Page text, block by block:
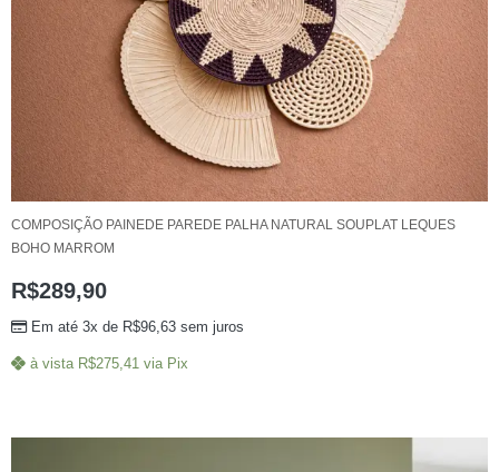
COMPOSIÇÃO PAINEDE PAREDE PALHA NATURAL SOUPLAT LEQUES
BOHO MARROM
R$289,90
Em até 3x de R$96,63 sem juros
à vista R$275,41 via Pix